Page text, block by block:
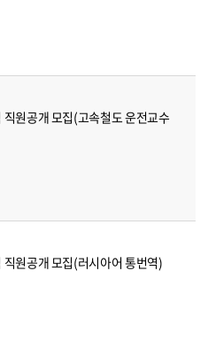
원공개 모집(고속철도 운전교수
원공개 모집(러시아어 통번역)